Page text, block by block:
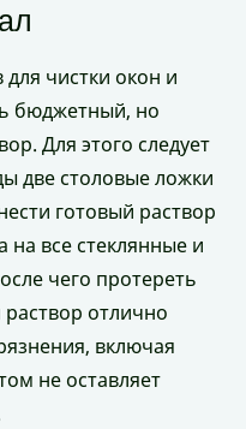
чистки окон и
бюджетный, но
Для этого следует
две столовые ложки
готовый раствор
все стеклянные и
чего протереть
отлично
включая
не оставляет